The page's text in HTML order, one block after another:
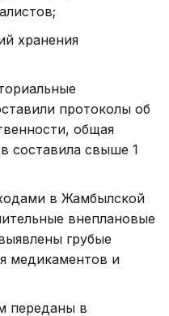
хранения
протоколы об
общая
составила свыше 1
в Жамбылской
внеплановые
грубые
медикаментов и
переданы в